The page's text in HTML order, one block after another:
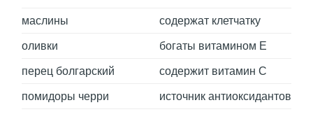
маслины содержат клетчатку
оливки богаты витамином Е
перец болгарский содержит витамин С
помидоры черри источник антиоксидантов